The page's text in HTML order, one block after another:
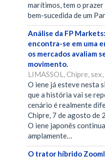
marítimos, tem o
bem-sucedida de um
Análise da FP
encontra-se em uma
os mercados avaliam
movimento.
LIMASSOL, Chipre,
O iene já esteve nesta
que a história vai se
cenário é realmente
Chipre, 7 de agosto
O iene japonês
amplamente…
O trator híbrido